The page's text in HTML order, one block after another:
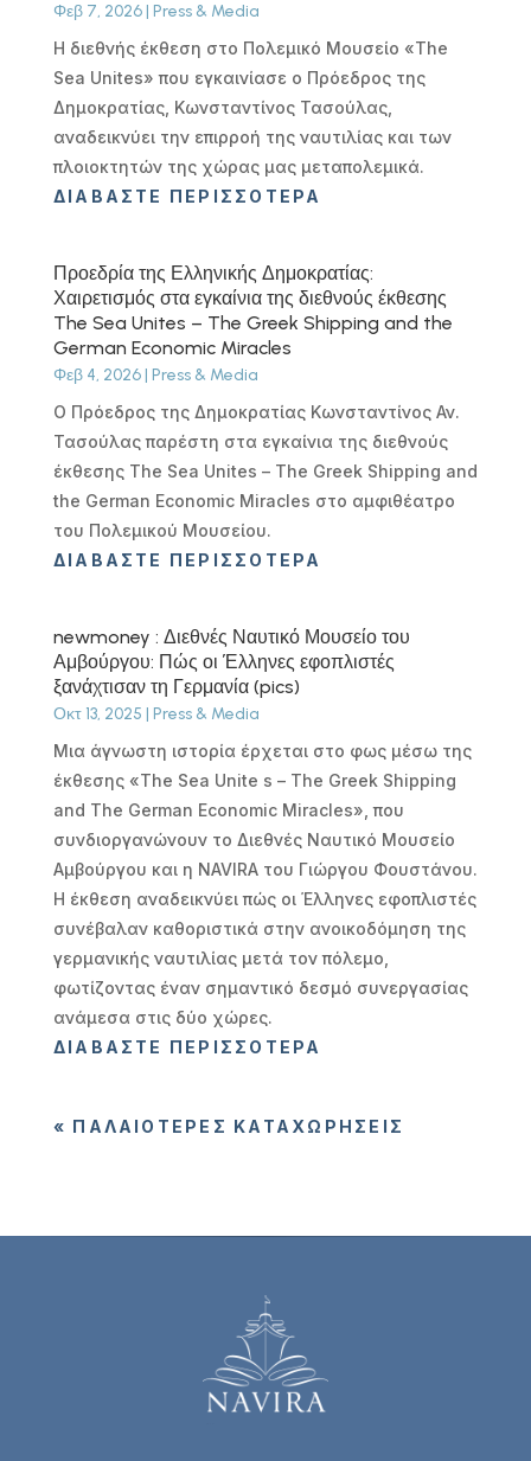
Φεβ 7, 2026| Press & Media
Η διεθνής έκθεση στο Πολεμικό Μουσείο «The
Sea Unites» που εγκαινίασε ο Πρόεδρος της
Δημοκρατίας, Κωνσταντίνος Τασούλας,
αναδεικνύει την επιρροή της ναυτιλίας και των
πλοιοκτητών της χώρας μας μεταπολεμικά.
ΔΙΑΒΆΣΤΕ ΠΕΡΙΣΣΌΤΕΡΑ
Προεδρία της Ελληνικής Δημοκρατίας:
Χαιρετισμός στα εγκαίνια της διεθνούς έκθεσης
The Sea Unites – The Greek Shipping and the
German Economic Miracles
Φεβ 4, 2026| Press & Media
Ο Πρόεδρος της Δημοκρατίας Κωνσταντίνος Αν.
Τασούλας παρέστη στα εγκαίνια της διεθνούς
έκθεσης The Sea Unites – The Greek Shipping and
the German Economic Miracles στο αμφιθέατρο
του Πολεμικού Μουσείου.
ΔΙΑΒΆΣΤΕ ΠΕΡΙΣΣΌΤΕΡΑ
newmoney : Διεθνές Ναυτικό Μουσείο του
Αμβούργου: Πώς οι Έλληνες εφοπλιστές
ξανάχτισαν τη Γερμανία (pics)
Οκτ 13, 2025 | Press & Media
Μια άγνωστη ιστορία έρχεται στο φως μέσω της
έκθεσης «The Sea Unite s – The Greek Shipping
and The German Economic Miracles», που
συνδιοργανώνουν το Διεθνές Ναυτικό Μουσείο
Αμβούργου και η NAVIRA του Γιώργου Φουστάνου.
Η έκθεση αναδεικνύει πώς οι Έλληνες εφοπλιστές
συνέβαλαν καθοριστικά στην ανοικοδόμηση της
γερμανικής ναυτιλίας μετά τον πόλεμο,
φωτίζοντας έναν σημαντικό δεσμό συνεργασίας
ανάμεσα στις δύο χώρες.
ΔΙΑΒΆΣΤΕ ΠΕΡΙΣΣΌΤΕΡΑ
« ΠΑΛΑΙΌΤΕΡΕΣ ΚΑΤΑΧΩΡΉΣΕΙΣ